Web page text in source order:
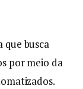
busca
por meio da